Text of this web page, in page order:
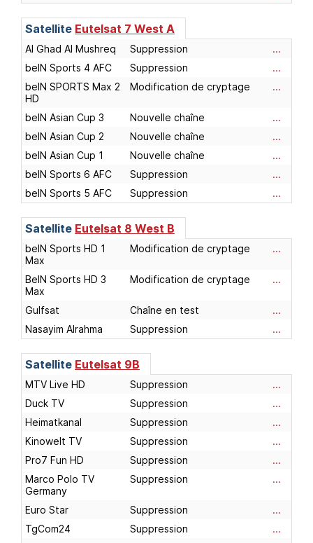
Satellite Eutelsat 7 West A
Al Ghad Al Mushreq Suppression
...
beIN Sports 4 AFC
Suppression
...
beIN SPORTS Max 2
HD
Modification de cryptage ...
beIN Asian Cup 3 Nouvelle chaîne
...
beIN Asian Cup 2
Nouvelle chaîne
...
beIN Asian Cup 1
Nouvelle chaîne
...
beIN Sports 6 AFC
Suppression
...
beIN Sports 5 AFC
Suppression ...
Satellite Eutelsat 8 West B
beIN Sports HD 1
Max
Modification de cryptage ...
BeIN Sports HD 3
Max
Modification de cryptage ...
Gulfsat Chaîne en test
...
Nasayim Alrahma
Suppression ...
Satellite Eutelsat 9B
MTV Live HD Suppression
...
Duck TV
Suppression
...
Heimatkanal
Suppression
...
Kinowelt TV
Suppression
...
Pro7 Fun HD
Suppression
...
Marco Polo TV
Germany
Suppression ...
Euro Star Suppression
...
TgCom24
Suppression
...